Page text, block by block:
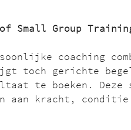
Small Group
coaching
toch gerichte
te boeken. Deze
aan kracht,